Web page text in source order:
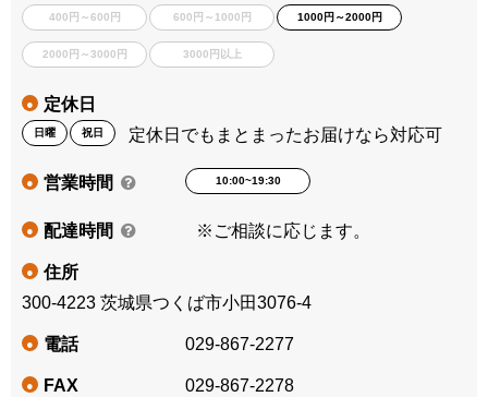
400円～600円 600円～1000円 1000円～2000円
2000円～3000円 3000円以上
● 定休日
日曜 祝日 定休日でもまとまったお届けなら対応可
● 営業時間 10:00~19:30
● 配達時間 ※ご相談に応じます。
●
住所
300-4223 茨城県つくば市小田3076-4
● 電話 029-867-2277
● FAX 029-867-2278